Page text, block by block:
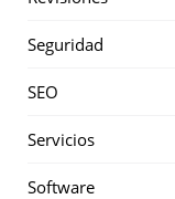
Seguridad
SEO
Servicios
Software